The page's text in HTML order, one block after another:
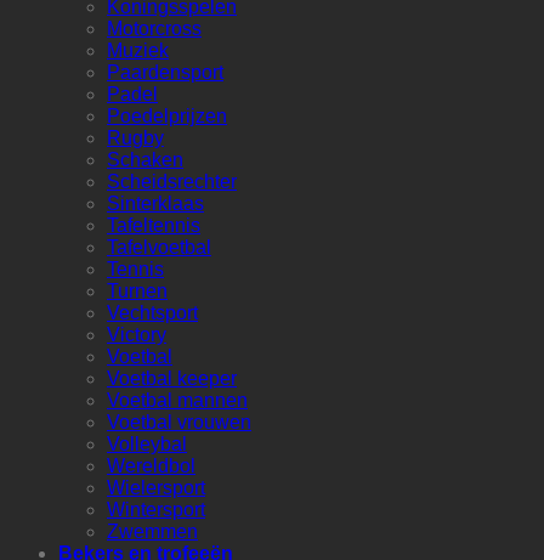
Koningsspelen
Motorcross
Muziek
Paardensport
Padel
Poedelprijzen
Rugby
Schaken
Scheidsrechter
Sinterklaas
Tafeltennis
Tafelvoetbal
Tennis
Turnen
Vechtsport
Victory
Voetbal
Voetbal keeper
Voetbal mannen
Voetbal vrouwen
Volleybal
Wereldbol
Wielersport
Wintersport
Zwemmen
Bekers en trofeeën